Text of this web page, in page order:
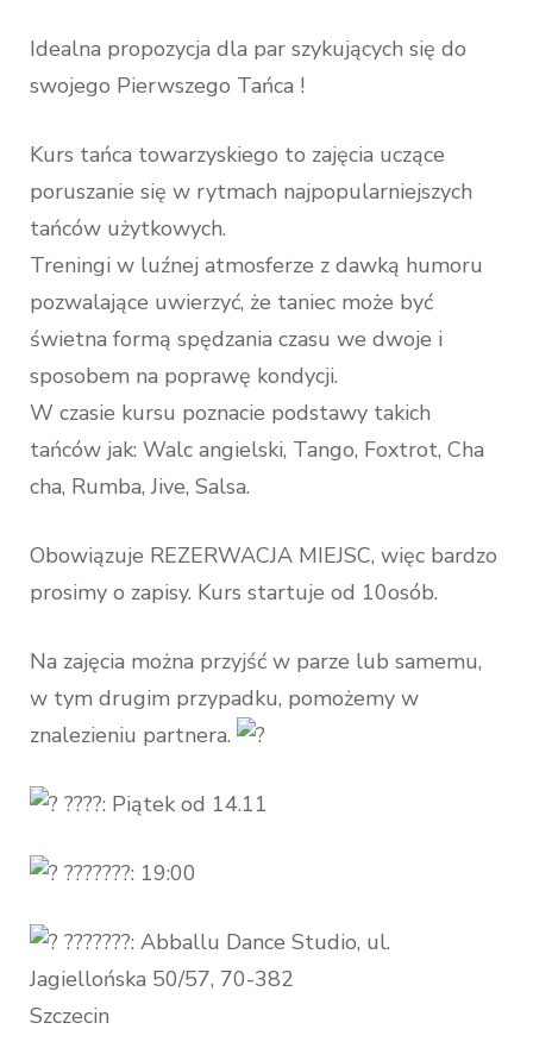
Idealna propozycja dla par szykujących się do
swojego Pierwszego Tańca !
Kurs tańca towarzyskiego to zajęcia uczące
poruszanie się w rytmach najpopularniejszych
tańców użytkowych.
Treningi w luźnej atmosferze z dawką humoru
pozwalające uwierzyć, że taniec może być
świetna formą spędzania czasu we dwoje i
sposobem na poprawę kondycji.
W czasie kursu poznacie podstawy takich
tańców jak: Walc angielski, Tango, Foxtrot, Cha
cha, Rumba, Jive, Salsa.
Obowiązuje REZERWACJA MIEJSC, więc bardzo
prosimy o zapisy. Kurs startuje od 10osób.
Na zajęcia można przyjść w parze lub samemu,
w tym drugim przypadku, pomożemy w
znalezieniu partnera.
????: Piątek od 14.11
???????: 19:00
???????: Abballu Dance Studio, ul.
Jagiellońska 50/57, 70-382
Szczecin